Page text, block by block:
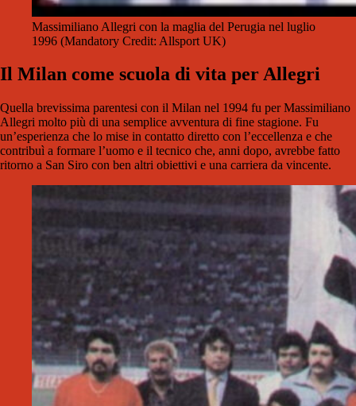
Massimiliano Allegri con la maglia del Perugia nel luglio
1996 (Mandatory Credit: Allsport UK)
Il Milan come scuola di vita per Allegri
Quella brevissima parentesi con il Milan nel 1994 fu per Massimiliano
Allegri molto più di una semplice avventura di fine stagione. Fu
un’esperienza che lo mise in contatto diretto con l’eccellenza e che
contribuì a formare l’uomo e il tecnico che, anni dopo, avrebbe fatto
ritorno a San Siro con ben altri obiettivi e una carriera da vincente.